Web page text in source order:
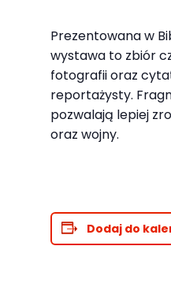
Prezentowana w
wystawa to zbiór
fotografii oraz
reportażysty.
pozwalają lepiej
oraz wojny.
Dodaj do
znikną ze strony
internetowej.
Marketing
Udostępniając
podczas
odwiedzania naszej